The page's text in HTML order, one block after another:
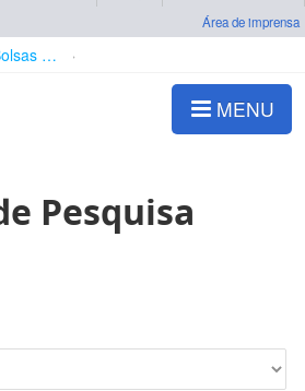
Área de imprensa
Bolsas e Auxílios Vigentes
MENU
Pesquisa